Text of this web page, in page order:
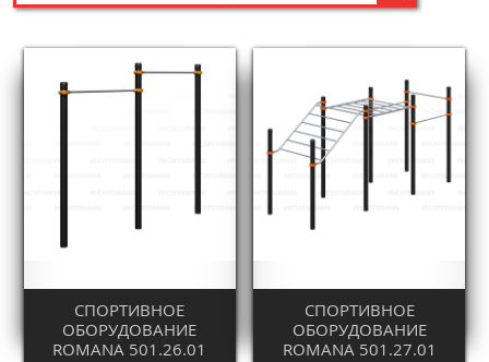
СПОРТИВНОЕ
ОБОРУДОВАНИЕ
ROMANA 501.26.01
СПОРТИВНОЕ
ОБОРУДОВАНИЕ
ROMANA 501.27.01